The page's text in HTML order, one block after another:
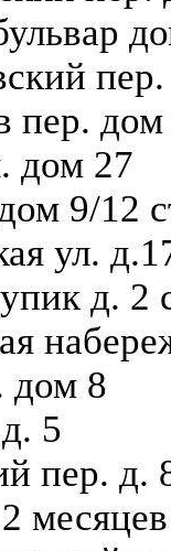
пер.
дом 27
9/12
ул.
д. 2
дом 8
5
пер. д.
месяцев